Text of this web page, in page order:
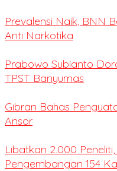
Prevalensi Naik, BNN
Anti Narkotika
Prabowo Subianto
TPST Banyumas
Gibran Bahas
Ansor
Libatkan 2.000
Pengembangan 154